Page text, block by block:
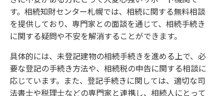
す。相続知財センター札幌では、相続に関する無料相談
を提供しており、専門家との面談を通じて、相続手続き
に関する疑問や不安を解消することができます。
具体的には、未登記建物の相続手続きを進める上で、必
要な登記の手続き方法や、相続税の申告に関する相談に
応じています。また、登記手続きに関しては、適切な司
法書士や税理士などの専門家と連携し、相続人にとって